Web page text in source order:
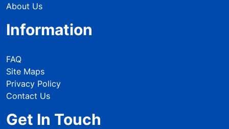
About Us
Information
FAQ
Site Maps
Privacy Policy
Contact Us
Get In Touch